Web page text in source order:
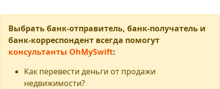
Выбрать банк-отправитель, банк-получатель и
банк-корреспондент всегда помогут
консультанты OhMySwift:
Как перевести деньги от продажи
недвижимости?